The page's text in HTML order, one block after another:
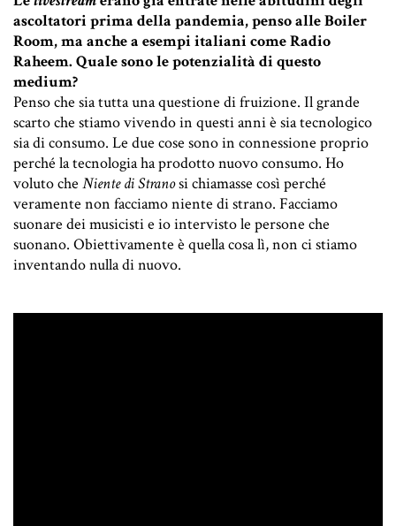
ascoltatori prima della pandemia, penso alle Boiler
Room, ma anche a esempi italiani come Radio
Raheem. Quale sono le potenzialità di questo
medium?
Penso che sia tutta una questione di fruizione. Il grande
scarto che stiamo vivendo in questi anni è sia tecnologico
sia di consumo. Le due cose sono in connessione proprio
perché la tecnologia ha prodotto nuovo consumo. Ho
voluto che Niente di Stranosi chiamasse così perché
veramente non facciamo niente di strano. Facciamo
suonare dei musicisti e io intervisto le persone che
suonano. Obiettivamente è quella cosa lì, non ci stiamo
inventando nulla di nuovo.